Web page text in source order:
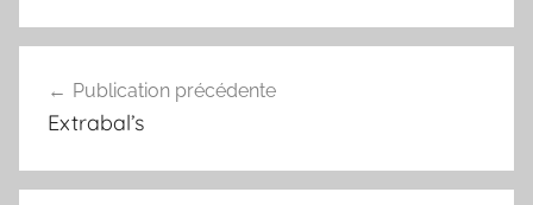
de
Publication précédente
Extrabal’s